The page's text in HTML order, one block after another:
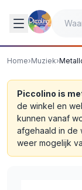
Home›Muziek›
Piccolino is
de winkel en
kunnen vanaf
afgehaald in de
weer mogelijk